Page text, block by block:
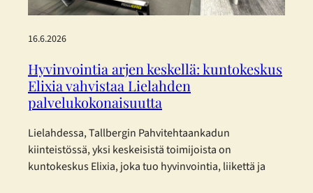
16.6.2026
Hyvinvointia arjen keskellä: kuntokeskus
Elixia vahvistaa Lielahden
palvelukokonaisuutta
Lielahdessa, Tallbergin Pahvitehtaankadun
kiinteistössä, yksi keskeisistä toimijoista on
kuntokeskus Elixia, joka tuo hyvinvointia, liikettä ja